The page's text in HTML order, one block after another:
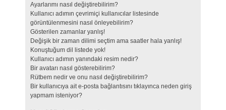
Ayarlarımı nasıl değiştirebilirim?
Kullanıcı adımın çevrimiçi kullanıcılar listesinde
görüntülenmesini nasıl önleyebilirim?
Gösterilen zamanlar yanlış!
Değişik bir zaman dilimi seçtim ama saatler hala yanlış!
Konuştuğum dil listede yok!
Kullanıcı adımın yanındaki resim nedir?
Bir avatarı nasıl gösterebilirim?
Rütbem nedir ve onu nasıl değiştirebilirim?
Bir kullanıcıya ait e-posta bağlantısını tıklayınca neden giriş
yapmam isteniyor?